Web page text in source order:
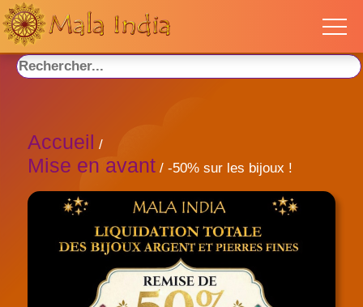
Accueil /
Mise en avant / -50% sur les bijoux !